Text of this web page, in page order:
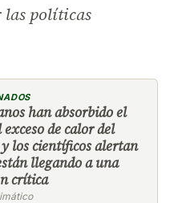
las políticas
han absorbido el
de calor del
los científicos alertan
llegando a una
crítica